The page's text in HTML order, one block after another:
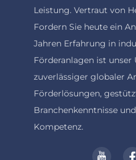
Leistung. Vertraut von
Fordern Sie heute ein
Jahren Erfahrung in
Förderanlagen ist
zuverlässiger globaler
Förderlösungen,
Branchenkenntnisse
Kompetenz.